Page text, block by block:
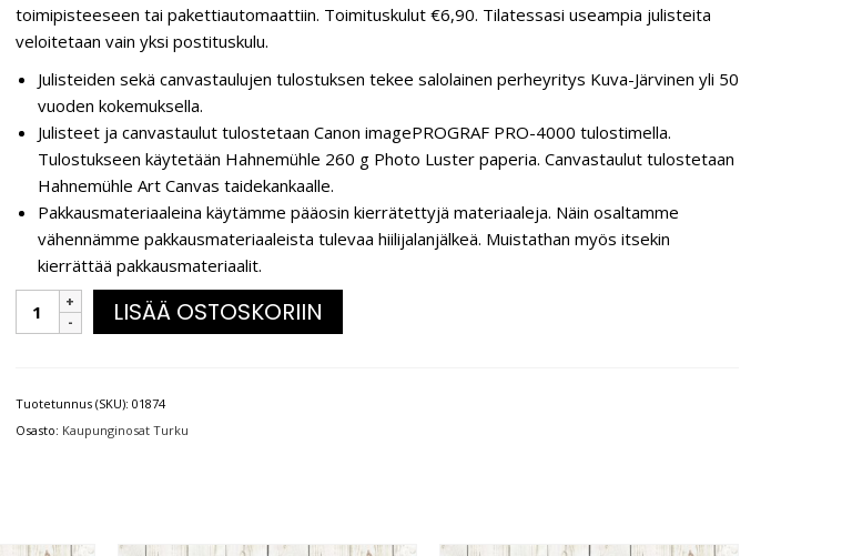
toimipisteeseen tai pakettiautomaattiin. Toimituskulut €6,90. Tilatessasi useampia julisteita
veloitetaan vain yksi postituskulu.
Julisteiden sekä canvastaulujen tulostuksen tekee salolainen perheyritys Kuva-Järvinen yli 50
vuoden kokemuksella.
Julisteet ja canvastaulut tulostetaan Canon imagePROGRAF PRO-4000 tulostimella.
Tulostukseen käytetään Hahnemühle 260 g Photo Luster paperia. Canvastaulut tulostetaan
Hahnemühle Art Canvas taidekankaalle.
Pakkausmateriaaleina käytämme pääosin kierrätettyjä materiaaleja. Näin osaltamme
vähennämme pakkausmateriaaleista tulevaa hiilijalanjälkeä. Muistathan myös itsekin
kierrättää pakkausmateriaalit.
LISÄÄ OSTOSKORIIN
Tuotetunnus (SKU): 01874
Osasto: Kaupunginosat Turku